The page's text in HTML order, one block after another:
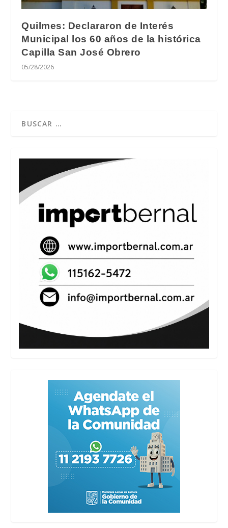
Quilmes: Declararon de Interés
Municipal los 60 años de la histórica
Capilla San José Obrero
05/28/2026